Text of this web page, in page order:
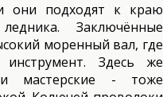
они подходят к краю
Заключённые
моренный вал, где
Здесь же
и мастерские - тоже